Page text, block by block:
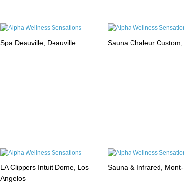
Spa Deauville, Deauville Sauna Chaleur
LA Clippers Intuit Dome, Los
Angelos
Sauna & Infrared,